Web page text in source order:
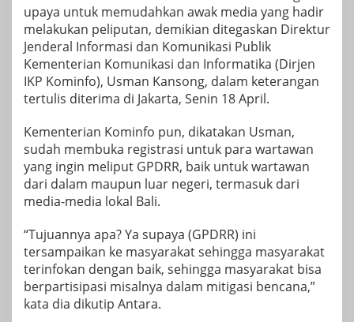
upaya untuk memudahkan awak media yang hadir
melakukan peliputan, demikian ditegaskan Direktur
Jenderal Informasi dan Komunikasi Publik
Kementerian Komunikasi dan Informatika (Dirjen
IKP Kominfo), Usman Kansong, dalam keterangan
tertulis diterima di Jakarta, Senin 18 April.
Kementerian Kominfo pun, dikatakan Usman,
sudah membuka registrasi untuk para wartawan
yang ingin meliput GPDRR, baik untuk wartawan
dari dalam maupun luar negeri, termasuk dari
media-media lokal Bali.
“Tujuannya apa? Ya supaya (GPDRR) ini
tersampaikan ke masyarakat sehingga masyarakat
terinfokan dengan baik, sehingga masyarakat bisa
berpartisipasi misalnya dalam mitigasi bencana,”
kata dia dikutip Antara.